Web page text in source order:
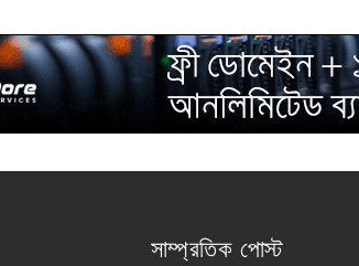
সাম্প্রতিক পোস্ট